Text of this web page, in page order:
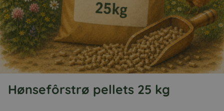
Hønsefôrstrø pellets 25 kg